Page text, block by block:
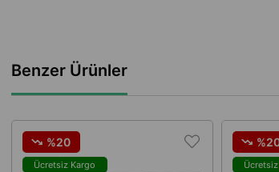
Benzer Ürünler
%20
Ücretsiz Kargo